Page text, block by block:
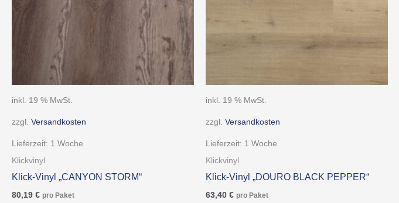
inkl. 19 % MwSt.
zzgl. Versandkosten
Lieferzeit: 1 Woche
Klickvinyl
Klick-Vinyl „CANYON STORM“
80,19 € pro Paket
inkl. 19 % MwSt.
zzgl. Versandkosten
Lieferzeit: 1 Woche
Klickvinyl
Klick-Vinyl „DOURO BLACK PEPPER“
63,40 € pro Paket